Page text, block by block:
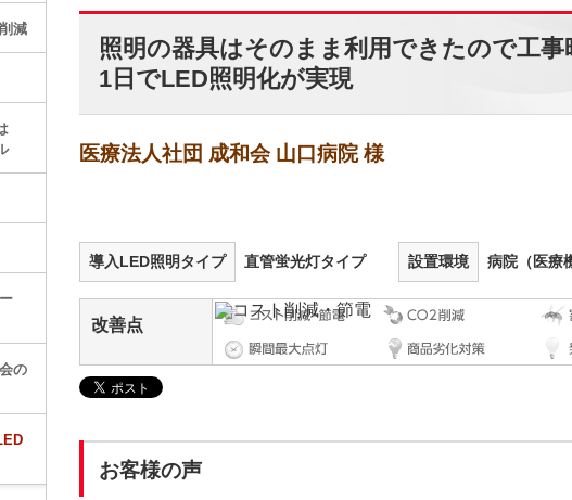
照明の器具はそのまま利用できたので工
1日でLED照明化が実現
医療法人社団 成和会 山口病院 様
導入LED照明タイプ 直管蛍光灯タイプ 設置環境 病院（医療
改善点
お客様の声
減
の